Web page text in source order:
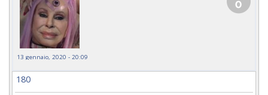
13 gennaio, 2020 - 20:09
180